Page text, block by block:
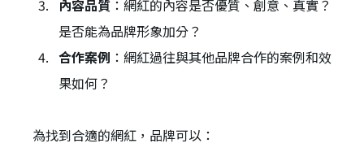
內容品質 ：網紅的內容是否優質、創意、真實？
是否能為品牌形象加分？
合作案例 ：網紅過往與其他品牌合作的案例和效
果如何？
為找到合適的網紅，品牌可以：